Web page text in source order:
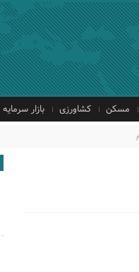
مسکن کشاورزی بازار سرمایه